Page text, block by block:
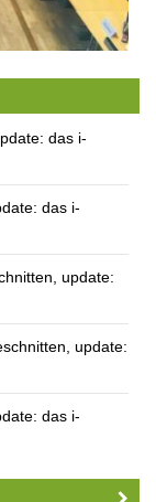
das i-
das i-
update:
update:
das i-